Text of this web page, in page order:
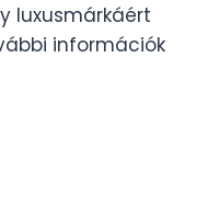
luxusmárkáért
információk